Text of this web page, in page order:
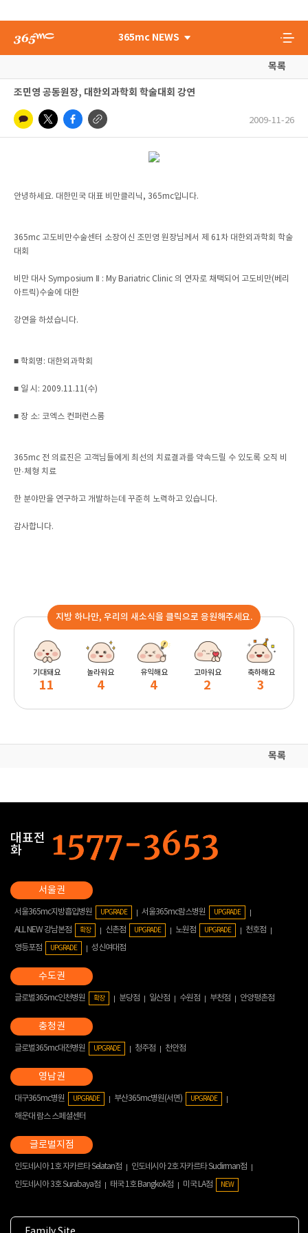
365mc NEWS
목록
조민영 공동원장, 대한외과학회 학술대회 강연
2009-11-26
안녕하세요. 대한민국 대표 비만클리닉, 365mc입니다.
365mc 고도비만수술센터 소장이신 조민영 원장님께서 제 61차 대한외과학회 학술
대회
비만 대사 Symposium Ⅱ : My Bariatric Clinic 의 연자로 채택되어 고도비만(베리
아트릭)수술에 대한
강연을 하셨습니다.
■ 학회명: 대한외과학회
■ 일 시: 2009.11.11(수)
■ 장 소: 코엑스 컨퍼런스룸
365mc 전 의료진은 고객님들에게 최선의 치료결과를 약속드릴 수 있도록 오직 비
만·체형 치료
한 분야만을 연구하고 개발하는데 꾸준히 노력하고 있습니다.
감사합니다.
지방 하나만, 우리의 새소식을 클릭으로 응원해주세요.
기대돼요
11
놀라워요
4
유익해요
4
고마워요
2
축하해요
3
목록
대표전
화
서울365mc지방흡입병원 UPGRADE 서울365mc람스병원 UPGRADE
ALL NEW 강남본점 확장 신촌점 UPGRADE 노원점 UPGRADE
천호점
영등포점
UPGRADE 성신여대점
글로벌365mc인천병원 확장 분당점 일산점 수원점 부천점 안양평촌점
글로벌365mc대전병원 UPGRADE 청주점 천안점
대구365mc병원 UPGRADE 부산365mc병원(서면) UPGRADE
해운대 람스 스페셜센터
인도네시아 1호 자카르타 Selatan점
인도네시아 2호 자카르타 Sudirman점
인도네시아 3호 Surabaya점
태국 1호 Bangkok점 미국 LA점 NEW